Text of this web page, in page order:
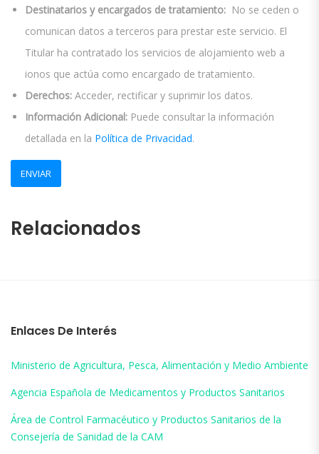
Destinatarios y encargados de tratamiento: No se ceden o
comunican datos a terceros para prestar este servicio. El
Titular ha contratado los servicios de alojamiento web a
ionos que actúa como encargado de tratamiento.
Derechos: Acceder, rectificar y suprimir los datos.
Información Adicional: Puede consultar la información
detallada en la Política de Privacidad.
Relacionados
Enlaces De Interés
Ministerio de Agricultura, Pesca, Alimentación y Medio Ambiente
Agencia Española de Medicamentos y Productos Sanitarios
Área de Control Farmacéutico y Productos Sanitarios de la
Consejería de Sanidad de la CAM